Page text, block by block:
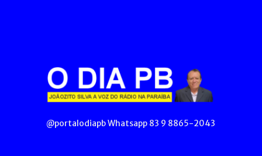
@portalodiapb Whatsapp 83 9 8865-2043